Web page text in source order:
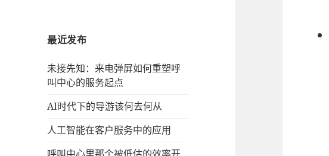
最近发布
未接先知：来电弹屏如何重塑呼
叫中心的服务起点
AI时代下的导游该何去何从
人工智能在客户服务中的应用